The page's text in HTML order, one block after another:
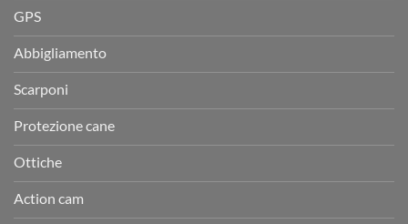
GPS
Abbigliamento
Scarponi
Protezione cane
Ottiche
Action cam